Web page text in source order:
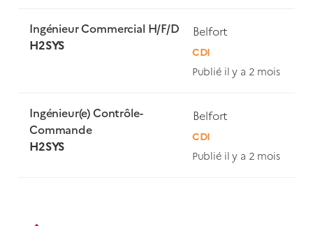
Ingénieur Commercial H/F/D
H2SYS
Belfort
CDI
Publié il y a 2 mois
Ingénieur(e) Contrôle-
Commande
H2SYS
Belfort
CDI
Publié il y a 2 mois